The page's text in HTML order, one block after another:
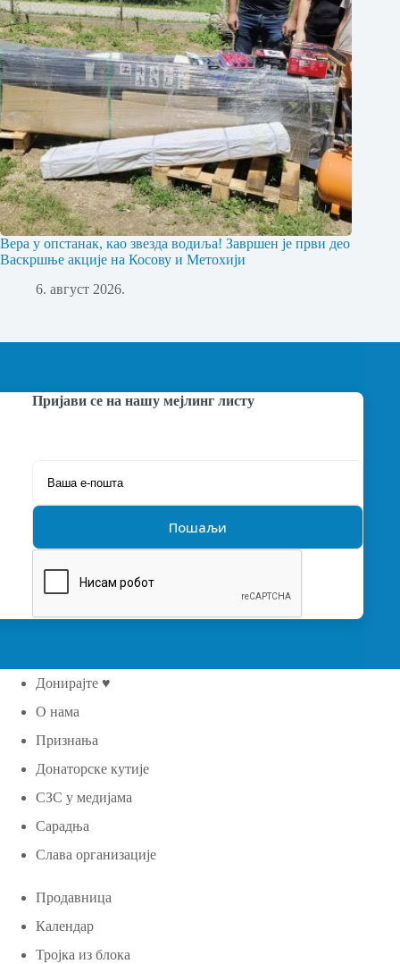
Вера у опстанак, као звезда водиља! Завршен је први део
Васкршње акције на Косову и Метохији
6. август 2026.
Пријави се на нашу мејлинг листу
Донирајте ♥
О нама
Признања
Донаторске кутије
СЗС у медијама
Сарадња
Слава организације
Продавница
Календар
Тројка из блока